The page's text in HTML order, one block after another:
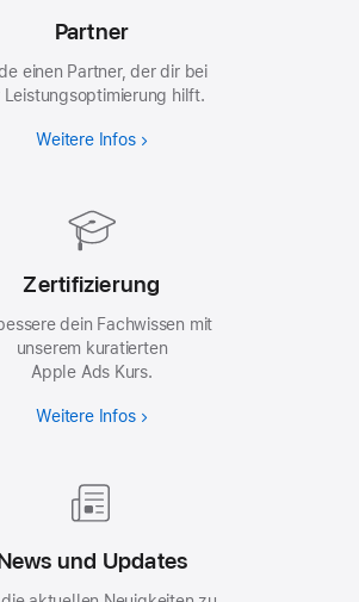
Partner
einen Partner, der dir bei
Leistungsoptimierung hilft.
Weitere Infos
Zertifizierung
dein Fachwissen mit
unserem kuratierten
Apple Ads Kurs.
Weitere Infos
und Updates